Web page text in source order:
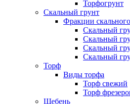
Торфогрунт
Скальный грунт
Фракции
Скальный
Скальный
Скальный
Скальный
Торф
Виды торфа
Торф свежий
Торф
Щебень